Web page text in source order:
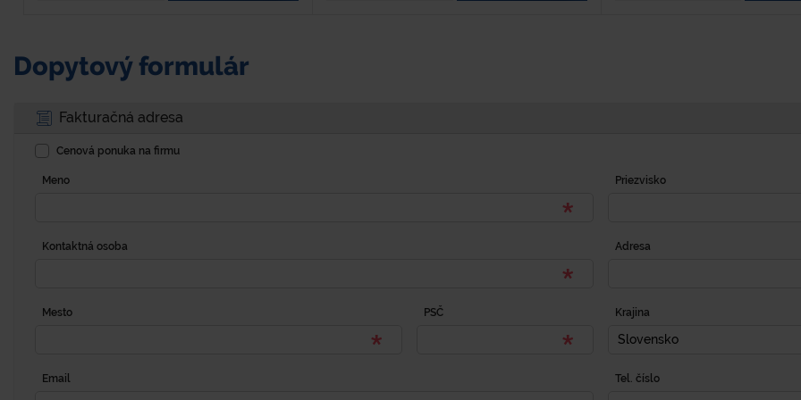
Dopytový formulár
Fakturačná adresa
Cenová ponuka na firmu
Meno Priezvisko
Kontaktná osoba Adresa
Mesto PSČ Krajina
Slovensko
Email Tel. číslo